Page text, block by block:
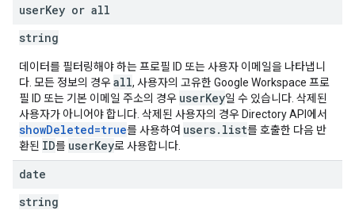
userKey or all
string
데이터를 필터링해야 하는 프로필 ID 또는 사용자 이메일을 나타냅니
다. 모든 정보의 경우all, 사용자의 고유한 Google Workspace 프로
필 ID 또는 기본 이메일 주소의 경우 userKey일 수 있습니다. 삭제된
사용자가 아니어야 합니다. 삭제된 사용자의 경우 Directory API에서
showDeleted=true를 사용하여 users.list를 호출한 다음 반
환된 ID를 userKey로 사용합니다.
date
string